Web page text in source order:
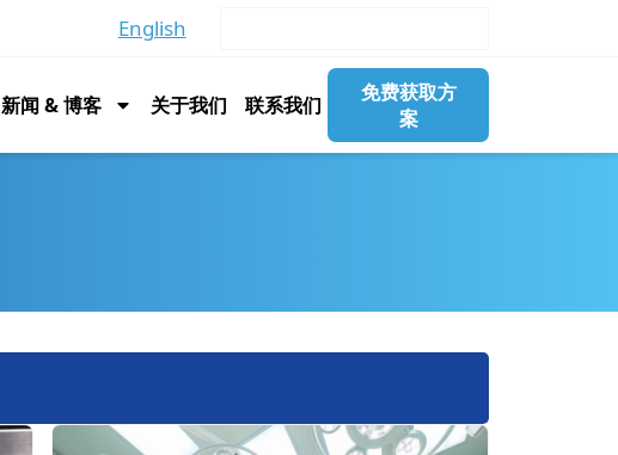
English
新闻 & 博客 关于我们 联系我们
免费获取方
案